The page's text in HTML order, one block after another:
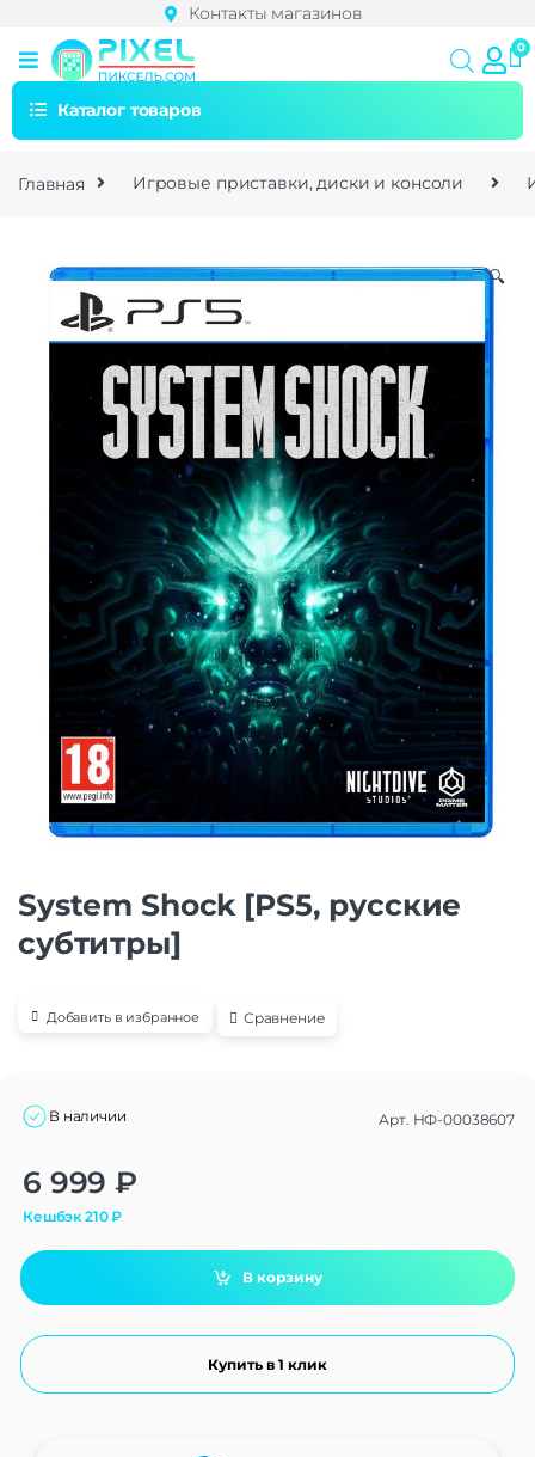
Контакты магазинов
Каталог товаров
Главная Игровые приставки, диски и консоли
🔍
System Shock [PS5, русские
субтитры]
Добавить в избранное Сравнение
В наличии Арт. НФ-00038607
6 999 ₽
Кешбэк210₽
В корзину
Купить в 1 клик
Alternative: